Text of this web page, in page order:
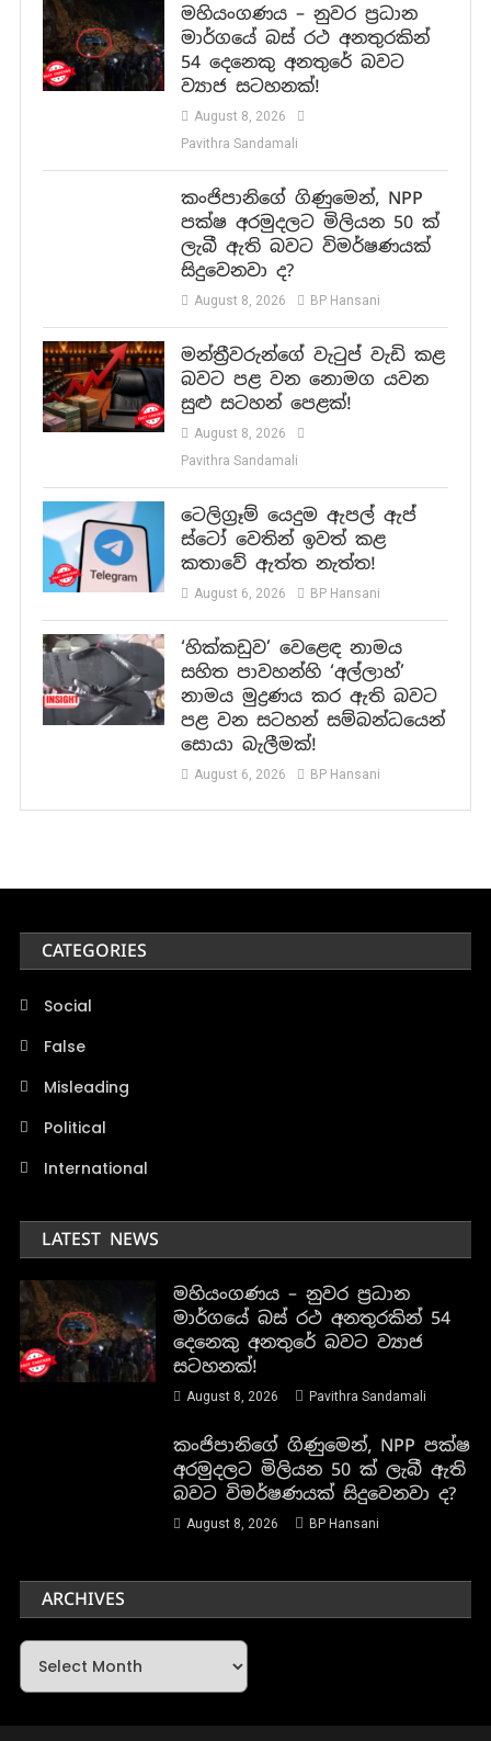
මහියංගණය – නුවර ප්‍රධාන
මාර්ගයේ බස් රථ අනතුරකින්
54 දෙනෙකු අනතුරේ බවට
ව්‍යාජ සටහනක්!
August 8, 2026
Pavithra Sandamali
කංජිපානිගේ ගිණුමෙන්, NPP
පක්ෂ අරමුදලට මිලියන 50 ක්
ලැබී ඇති බවට විමර්ෂණයක්
සිදුවෙනවා ද?
August 8, 2026 BP Hansani
මන්ත්‍රීවරුන්ගේ වැටුප් වැඩි කළ
බවට පළ වන නොමග යවන
සුළු සටහන් පෙළක්!
August 8, 2026
Pavithra Sandamali
ටෙලිග්‍රෑම් යෙදුම ඇපල් ඇප්
ස්ටෝ වෙතින් ඉවත් කළ
කතාවේ ඇත්ත නැත්ත!
August 6, 2026 BP Hansani
‘හික්කඩුව’ වෙළෙඳ නාමය
සහිත පාවහන්හි ‘අල්ලාහ්’
නාමය මුද්‍රණය කර ඇති බවට
පළ වන සටහන් සම්බන්ධයෙන්
සොයා බැලීමක්!
August 6, 2026 BP Hansani
CATEGORIES
Social
False
Misleading
Political
International
LATEST NEWS
මහියංගණය – නුවර ප්‍රධාන
මාර්ගයේ බස් රථ අනතුරකින් 54
දෙනෙකු අනතුරේ බවට ව්‍යාජ
සටහනක්!
August 8, 2026 Pavithra Sandamali
කංජිපානිගේ ගිණුමෙන්, NPP පක්ෂ
අරමුදලට මිලියන 50 ක් ලැබී ඇති
බවට විමර්ෂණයක් සිදුවෙනවා ද?
August 8, 2026 BP Hansani
ARCHIVES
Archives